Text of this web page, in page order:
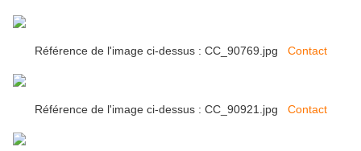
Référence de l'image ci-dessus : CC_90769.jpg Contact
Référence de l'image ci-dessus : CC_90921.jpg Contact